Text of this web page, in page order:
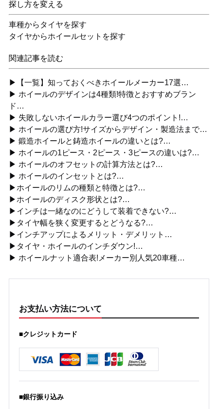
探し方を変える
車種からタイヤを探す
タイヤからホイールセットを探す
関連記事を読む
▶【一覧】知っておくべきホイールメーカー17選…
▶ ホイールのデザインは4種類!特徴とおすすめブラン
ド…
▶ 失敗しないホイールカラー選び4つのポイント!…
▶ ホイールの選び方!サイズからデザイン・製造法まで…
▶ 鍛造ホイールと鋳造ホイールの違いとは?…
▶ ホイールの1ピース・2ピース・3ピースの違いは?…
▶ ホイールのオフセットの計算方法とは?…
▶ ホイールのインセットとは?…
▶ホイールのリムの種類と特徴とは?…
▶ホイールのディスク形状とは?…
▶インチは一緒なのにどうして装着できない?…
▶タイヤ幅を狭く変更するとどうなる?…
▶インチアップによるメリット・デメリット…
▶タイヤ・ホイールのインチダウン!…
▶ ホイールナット適合表!メーカー別人気20車種…
お支払い方法について
■クレジットカード
■銀行振り込み